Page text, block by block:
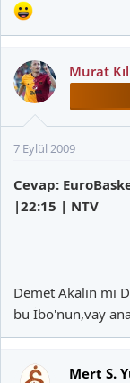
Murat
7 Eylül 2009
Cevap:
|22:15 | NTV
Demet Akalın mı
bu İbo'nun,vay
Mert S.